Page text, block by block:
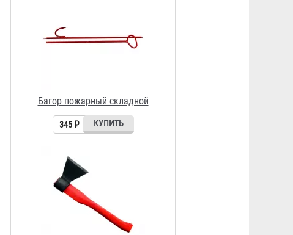
Топор для пожарного щита
349 ₽